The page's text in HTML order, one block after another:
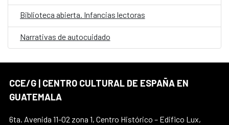
Biblioteca abierta. Infancias lectoras
Narrativas de autocuidado
CCE/G | CENTRO CULTURAL DE ESPAÑA EN
GUATEMALA
6ta. Avenida 11-02 zona 1, Centro Histórico – Edifico Lux,